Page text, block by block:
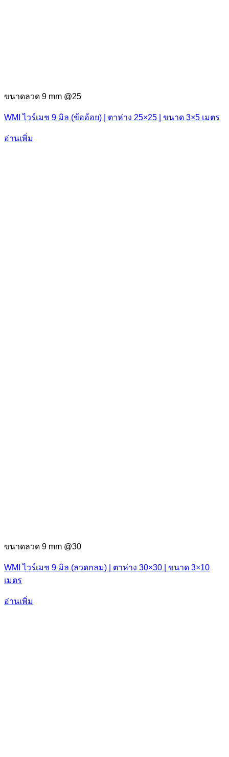
ขนาดลวด 9 mm @25
WMI ไวร์เมช 9 มิล (ข้ออ้อย) | ตาห่าง 25×25 | ขนาด 3×5 เมตร
อ่านเพิ่ม
ขนาดลวด 9 mm @30
WMI ไวร์เมช 9 มิล (ลวดกลม) | ตาห่าง 30×30 | ขนาด 3×10
เมตร
อ่านเพิ่ม